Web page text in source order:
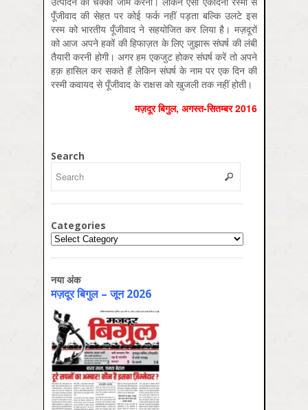
पूँजीवाद की सेहत पर कोई फर्क नहीं पड़ता बल्कि उलटे इस
रस्म को भारतीय पूँजीवाद ने सहयोजित कर लिया है। मज़दूरों
को आज अपने हकों की हिफाज़त के लिए जुझारू संघर्ष की लंबी
तैयारी करनी होगी। अगर हम एकजुट होकर संघर्ष करें तो अपने
हक़ हासिल कर सकते हैं लेकिन संघर्ष के नाम पर एक दिन की
रस्मी कवायद से पूँजीवाद के राक्षस को खुजली तक नहीं होती।
मज़दूर बिगुल, अगस्‍त-सितम्‍बर 2016
Search
Categories
Categories
नया अंक
मज़दूर बिगुल – जून 2026